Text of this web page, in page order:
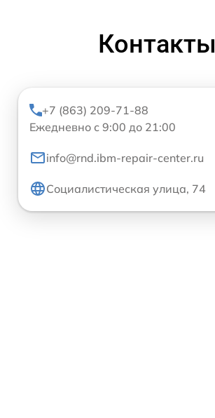
Контакты
+7 (863) 209-71-88
Ежедневно с 9:00 до 21:00
info@rnd.ibm-repair-center.ru
Социалистическая улица, 74